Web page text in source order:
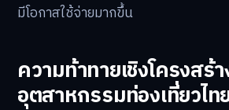
มีโอกาสใช้จ่ายมากขึ้น
ความท้าทายเชิงโครงสร้
อุตสาหกรรมท่องเที่ยวไท